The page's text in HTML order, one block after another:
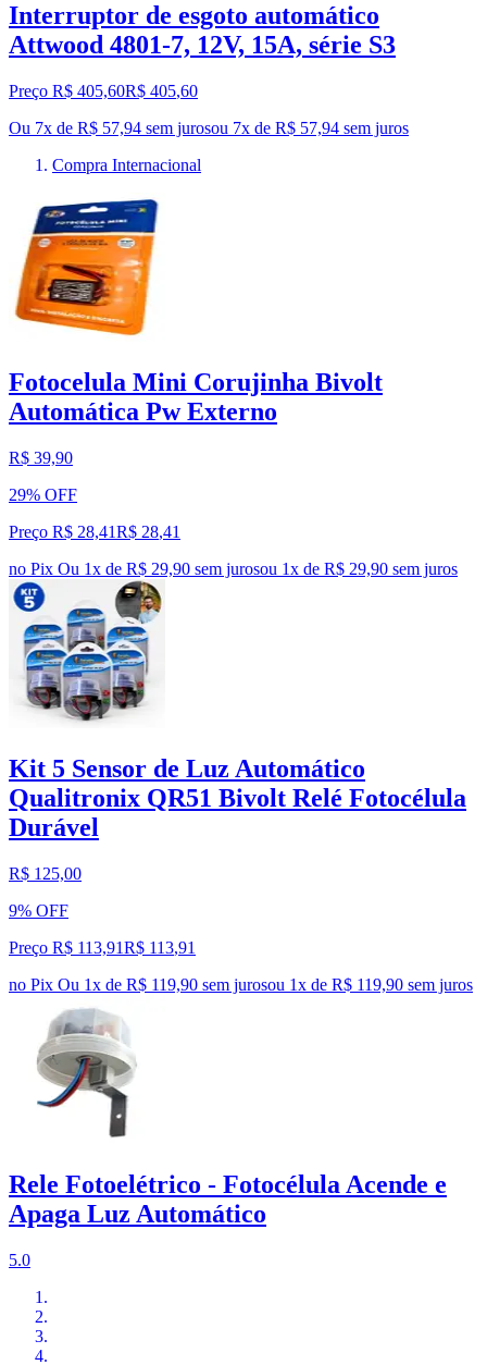
Interruptor de esgoto automático
Attwood 4801-7, 12V, 15A, série S3
Preço R$ 405,60R$ 405,60
Ou 7x de R$ 57,94 sem jurosou 7x de R$ 57,94 sem juros
Compra Internacional
Fotocelula Mini Corujinha Bivolt
Automática Pw Externo
R$ 39,90
29% OFF
Preço R$ 28,41R$ 28,41
no Pix Ou 1x de R$ 29,90 sem jurosou 1x de R$ 29,90 sem juros
Kit 5 Sensor de Luz Automático
Qualitronix QR51 Bivolt Relé Fotocélula
Durável
R$ 125,00
9% OFF
Preço R$ 113,91R$ 113,91
no Pix Ou 1x de R$ 119,90 sem jurosou 1x de R$ 119,90 sem juros
Rele Fotoelétrico - Fotocélula Acende e
Apaga Luz Automático
5.0